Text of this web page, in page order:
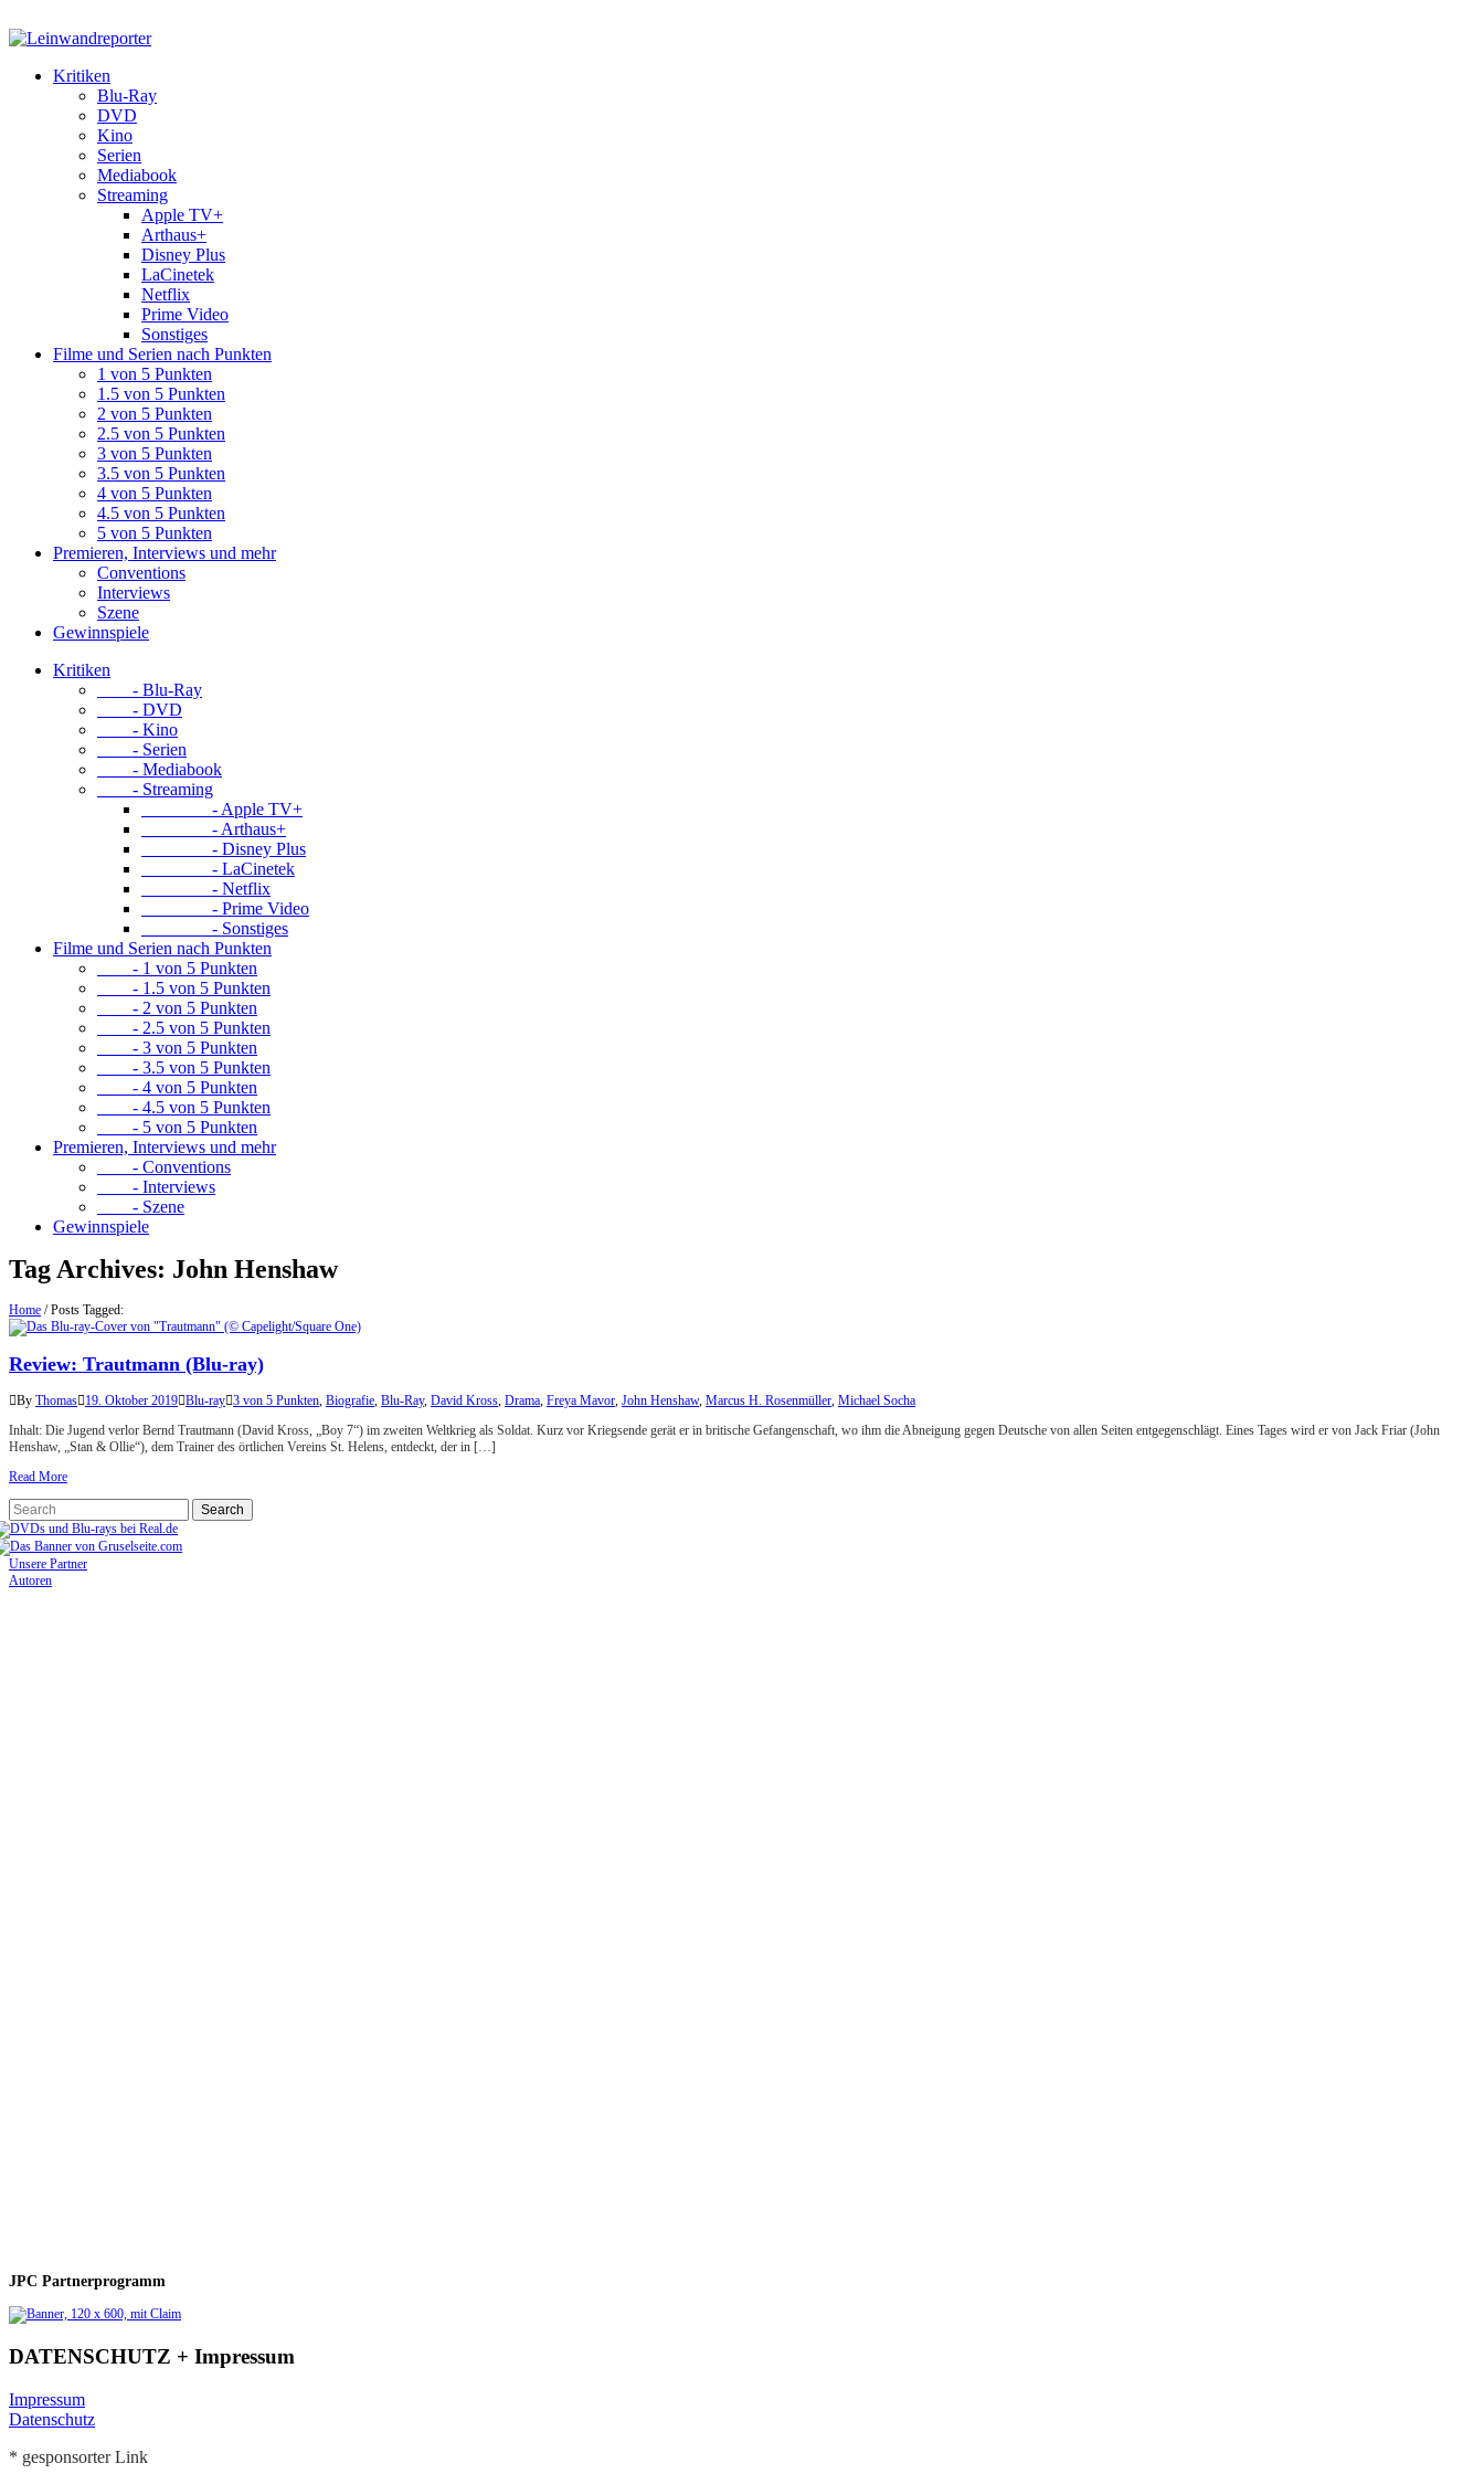
Kritiken
Blu-Ray
DVD
Kino
Serien
Mediabook
Streaming
Apple TV+
Arthaus+
Disney Plus
LaCinetek
Netflix
Prime Video
Sonstiges
Filme und Serien nach Punkten
1 von 5 Punkten
1.5 von 5 Punkten
2 von 5 Punkten
2.5 von 5 Punkten
3 von 5 Punkten
3.5 von 5 Punkten
4 von 5 Punkten
4.5 von 5 Punkten
5 von 5 Punkten
Premieren, Interviews und mehr
Conventions
Interviews
Szene
Gewinnspiele
Kritiken
- Blu-Ray
- DVD
- Kino
- Serien
- Mediabook
- Streaming
- Apple TV+
- Arthaus+
- Disney Plus
- LaCinetek
- Netflix
- Prime Video
- Sonstiges
Filme und Serien nach Punkten
- 1 von 5 Punkten
- 1.5 von 5 Punkten
- 2 von 5 Punkten
- 2.5 von 5 Punkten
- 3 von 5 Punkten
- 3.5 von 5 Punkten
- 4 von 5 Punkten
- 4.5 von 5 Punkten
- 5 von 5 Punkten
Premieren, Interviews und mehr
- Conventions
- Interviews
- Szene
Gewinnspiele
Tag Archives: John Henshaw
Home /Posts Tagged:
Review: Trautmann (Blu-ray)
By Thomas 19. Oktober 2019 Blu-ray 3 von 5 Punkten, Biografie, Blu-Ray, David Kross, Drama, Freya Mavor, John Henshaw, Marcus H. Rosenmüller, Michael Socha
Inhalt: Die Jugend verlor Bernd Trautmann (David Kross, „Boy 7“) im zweiten Weltkrieg als Soldat. Kurz vor Kriegsende gerät er in britische Gefangenschaft, wo ihm die Abneigung gegen Deutsche von allen Seiten entgegenschlägt. Eines Tages wird er von Jack Friar (John
Henshaw, „Stan & Ollie“), dem Trainer des örtlichen Vereins St. Helens, entdeckt, der in […]
Read More
Unsere Partner
Autoren
JPC Partnerprogramm
DATENSCHUTZ + Impressum
Impressum
Datenschutz
* gesponsorter Link